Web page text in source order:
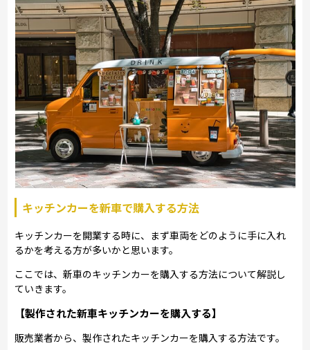
キッチンカーを新車で購入する方法
キッチンカーを開業する時に、まず車両をどのように手に入れ
るかを考える方が多いかと思います。
ここでは、新車のキッチンカーを購入する方法について解説し
ていきます。
【製作された新車キッチンカーを購入する】
販売業者から、製作されたキッチンカーを購入する方法です。